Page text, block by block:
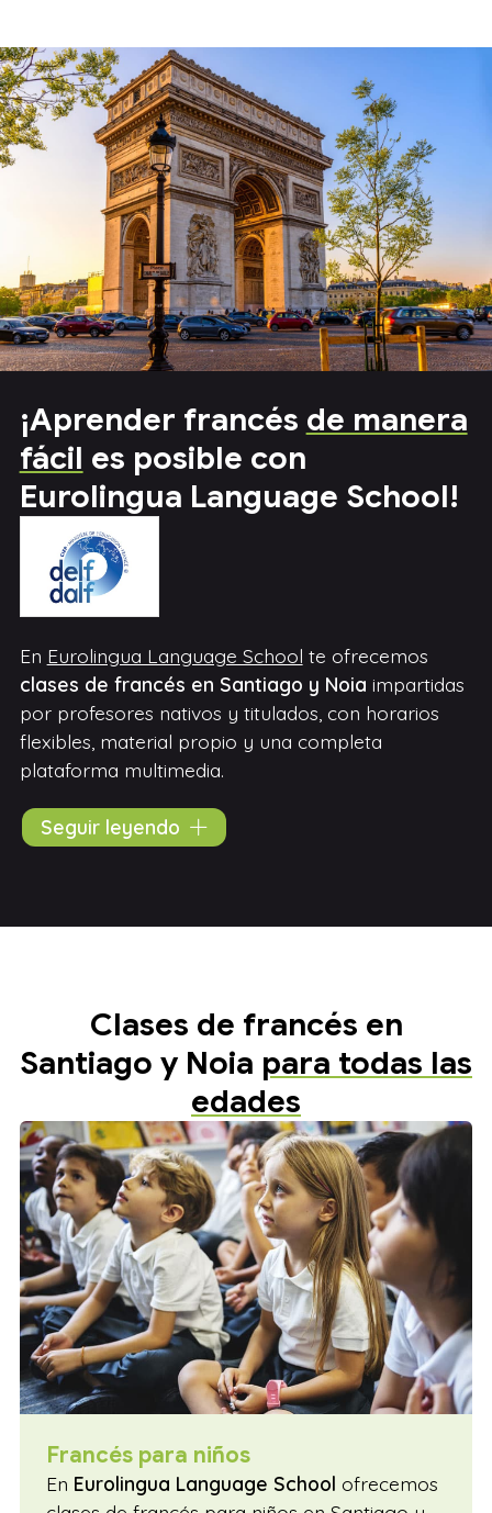
¡Aprender francés de manera
fácil es posible con
Eurolingua Language School!
En Eurolingua Language School te ofrecemos
clases de francés en Santiago y Noia impartidas
por profesores nativos y titulados, con horarios
flexibles, material propio y una completa
plataforma multimedia.
Somos tu mejor opción si buscas clases de francés
para niños, adultos o empresas. Disponemos de
Noia? ¡EligeEurolingua Language School!
Seguir leyendo
Clases de francés en
Santiago y Noia para todas las
edades
Francés para niños
En Eurolingua Language School ofrecemos